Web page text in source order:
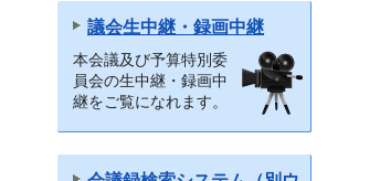
議会生中継・録画中継
本会議及び予算特別委
員会の生中継・録画中
継をご覧になれます。